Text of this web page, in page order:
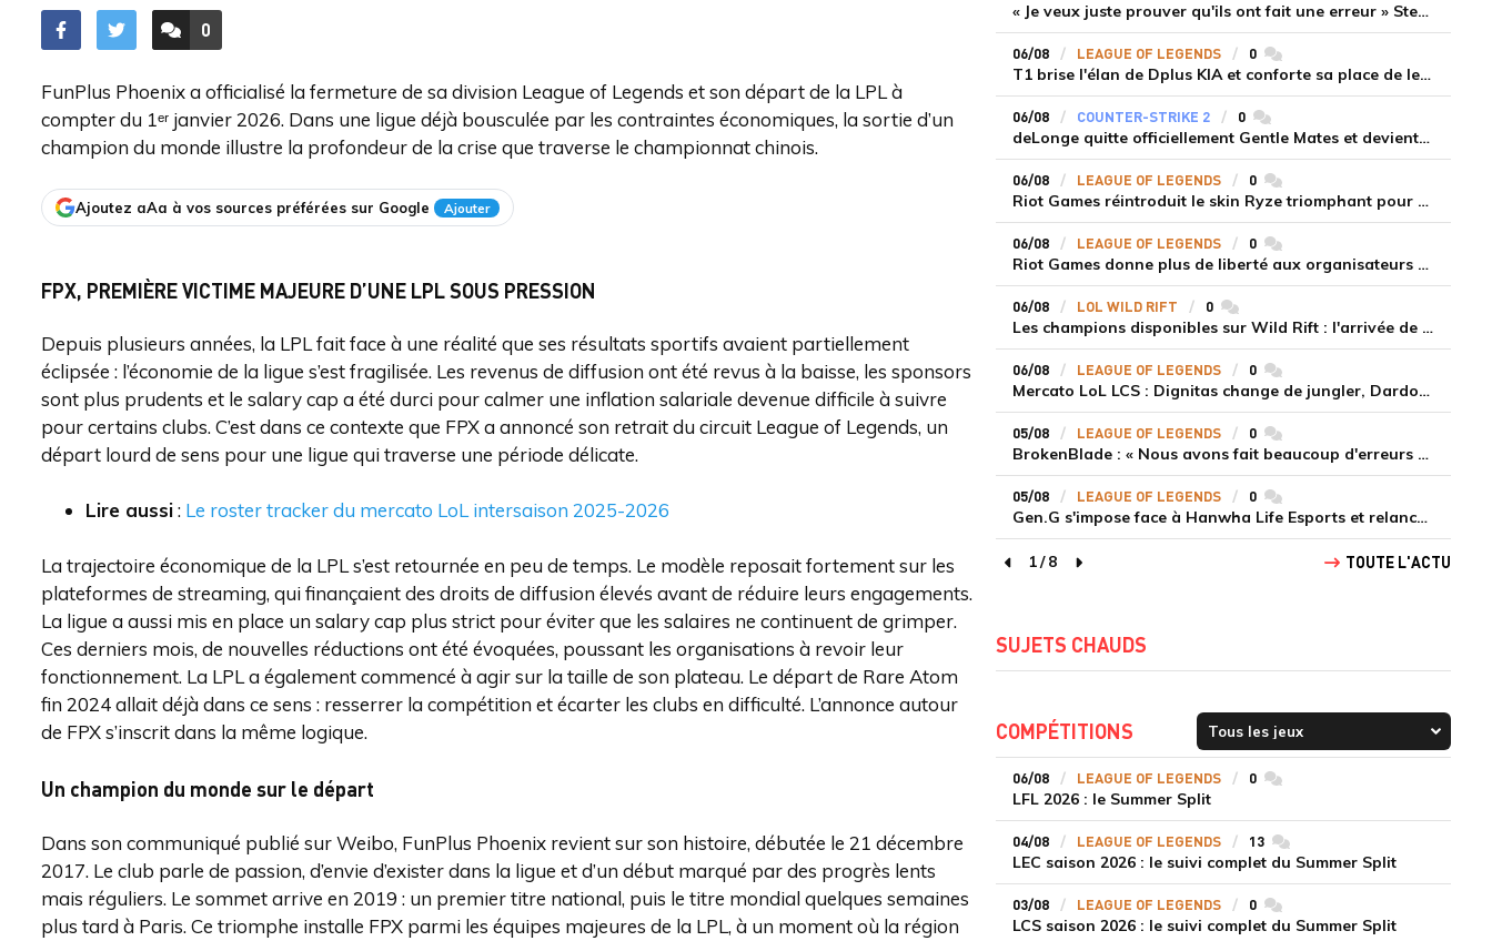
ACCÉDER AUX
0
COMMENTAIRES
FunPlus Phoenix a officialisé la fermeture de sa division League of Legends et son départ de la LPL à
compter du 1ᵉʳ janvier 2026. Dans une ligue déjà bousculée par les contraintes économiques, la sortie d’un
champion du monde illustre la profondeur de la crise que traverse le championnat chinois.
Ajoutez aAa à vos sources préférées sur Google Ajouter
FPX, PREMIÈRE VICTIME MAJEURE D’UNE LPL SOUS PRESSION
Depuis plusieurs années, la LPL fait face à une réalité que ses résultats sportifs avaient partiellement
éclipsée : l’économie de la ligue s’est fragilisée. Les revenus de diffusion ont été revus à la baisse, les sponsors
sont plus prudents et le salary cap a été durci pour calmer une inflation salariale devenue difficile à suivre
pour certains clubs. C’est dans ce contexte que FPX a annoncé son retrait du circuit League of Legends, un
départ lourd de sens pour une ligue qui traverse une période délicate.
Lire aussi: Le roster tracker du mercato LoL intersaison 2025-2026
La trajectoire économique de la LPL s’est retournée en peu de temps. Le modèle reposait fortement sur les
plateformes de streaming, qui finançaient des droits de diffusion élevés avant de réduire leurs engagements.
La ligue a aussi mis en place un salary cap plus strict pour éviter que les salaires ne continuent de grimper.
Ces derniers mois, de nouvelles réductions ont été évoquées, poussant les organisations à revoir leur
fonctionnement. La LPL a également commencé à agir sur la taille de son plateau. Le départ de Rare Atom
fin 2024 allait déjà dans ce sens : resserrer la compétition et écarter les clubs en difficulté. L’annonce autour
de FPX s’inscrit dans la même logique.
Un champion du monde sur le départ
Dans son communiqué publié sur Weibo, FunPlus Phoenix revient sur son histoire, débutée le 21 décembre
2017. Le club parle de passion, d’envie d’exister dans la ligue et d’un début marqué par des progrès lents
mais réguliers. Le sommet arrive en 2019 : un premier titre national, puis le titre mondial quelques semaines
plus tard à Paris. Ce triomphe installe FPX parmi les équipes majeures de la LPL, à un moment où la région
« Je veux juste prouver qu'ils ont fait une erreur » Stend se confie sur son mercato chaotique et ses ambitions avec Shifters
06/08 LEAGUE OF LEGENDS 0commentaires
T1 brise l'élan de Dplus KIA et conforte sa place de leader en LCK 2026 Rounds 3-4
06/08 COUNTER-STRIKE 2 0commentaires
deLonge quitte officiellement Gentle Mates et devient agent libre
06/08 LEAGUE OF LEGENDS 0commentaires
Riot Games réintroduit le skin Ryze triomphant pour récompenser la scène amateur
06/08 LEAGUE OF LEGENDS 0commentaires
Riot Games donne plus de liberté aux organisateurs de tournois locaux sur League of Legends
06/08 LOL WILD RIFT 0commentaires
Les champions disponibles sur Wild Rift : l'arrivée de Cho'Gath
06/08 LEAGUE OF LEGENDS 0commentaires
Mercato LoL LCS : Dignitas change de jungler, Dardoch fait son retour en LCS, eXyu annonce sa retraite
05/08 LEAGUE OF LEGENDS 0commentaires
BrokenBlade : « Nous avons fait beaucoup d'erreurs bêtes, mais une victoire reste une victoire et c'est une chose dont on peut se réjouir »
05/08 LEAGUE OF LEGENDS 0commentaires
Gen.G s'impose face à Hanwha Life Esports et relance sa dynamique en LCK
page précédente
1/8
page suivante
TOUTE L'ACTU
SUJETS CHAUDS
COMPÉTITIONS
06/08 LEAGUE OF LEGENDS 0commentaires
LFL 2026 : le Summer Split
04/08 LEAGUE OF LEGENDS 13commentaires
LEC saison 2026 : le suivi complet du Summer Split
03/08 LEAGUE OF LEGENDS 0commentaires
LCS saison 2026 : le suivi complet du Summer Split